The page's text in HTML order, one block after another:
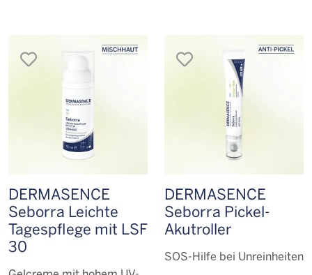
merken
DERMASENCE
Seborra Leichte
Tagespflege mit LSF
30
merken
DERMASENCE
Seborra Pickel-
Akutroller
SOS-Hilfe bei Unreinheiten